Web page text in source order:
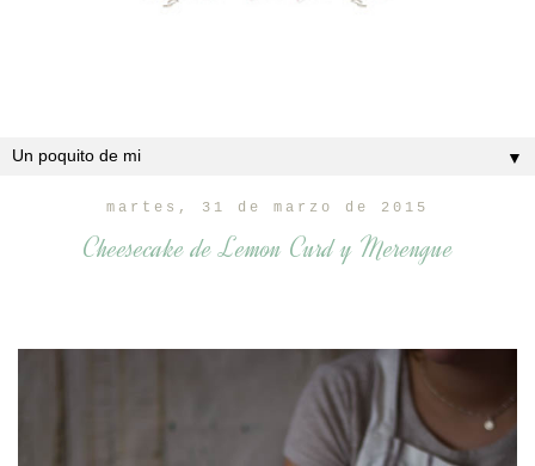
▼
martes, 31 de marzo de 2015
Cheesecake de Lemon Curd y Merengue